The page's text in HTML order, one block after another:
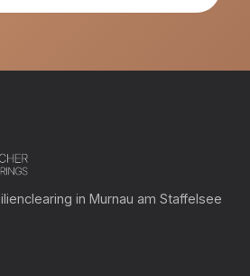
in Murnau am Staffelsee